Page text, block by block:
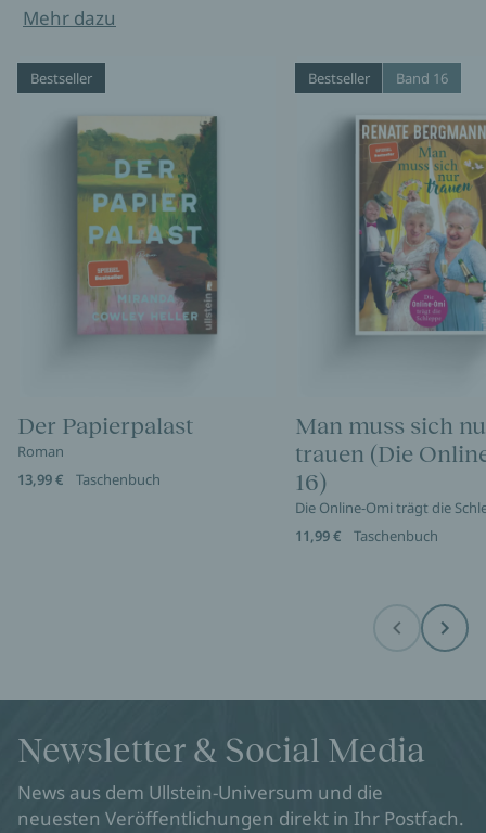
Mehr dazu
Bestseller
Der Papierpalast
Roman
13,99 €
Taschenbuch
Bestseller Band 16
Man muss sich
trauen (Die
16)
Die Online-Omi trägt die
11,99 €
Taschenbuch
Before Next
Newsletter & Social Media
News aus dem Ullstein-Universum und die
neuesten Veröffentlichungen direkt in Ihr Postfach.